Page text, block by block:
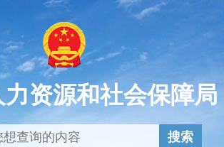
资源和社会保障局
搜索